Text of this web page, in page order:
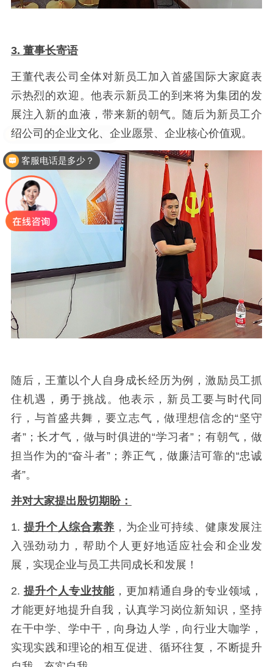
3. 董事长寄语
王董代表公司全体对新员工加入首盛国际大家庭表
示热烈的欢迎。他表示新员工的到来将为集团的发
展注入新的血液，带来新的朝气。随后为新员工介
绍公司的企业文化、企业愿景、企业核心价值观。
随后，王董以个人自身成长经历为例，激励员工抓
住机遇，勇于挑战。他表示，新员工要与时代同
行，与首盛共舞，要立志气，做理想信念的“坚守
者”；长才气，做与时俱进的“学习者”；有朝气，做
担当作为的“奋斗者”；养正气，做廉洁可靠的“忠诚
者”。
并对大家提出殷切期盼：
1. 提升个人综合素养 ，为企业可持续、健康发展注
入强劲动力，帮助个人更好地适应社会和企业发
展，实现企业与员工共同成长和发展！
2. 提升个人专业技能 ，更加精通自身的专业领域，
才能更好地提升自我，认真学习岗位新知识，坚持
在干中学、学中干，向身边人学，向行业大咖学，
实现实践和理论的相互促进、循环往复，不断提升
客服电话是多少？